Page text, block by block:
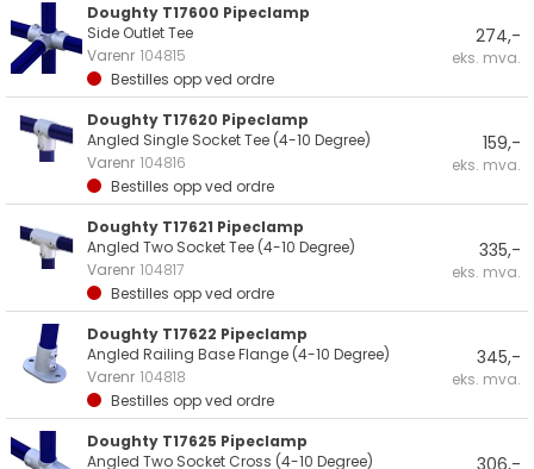
Doughty T17600 Pipeclamp
Side Outlet Tee
Varenr 104815
Bestilles opp ved ordre
274,-
eks. mva.
Doughty T17620 Pipeclamp
Angled Single Socket Tee (4-10 Degree)
Varenr 104816
Bestilles opp ved ordre
159,-
eks. mva.
Doughty T17621 Pipeclamp
Angled Two Socket Tee (4-10 Degree)
Varenr 104817
Bestilles opp ved ordre
335,-
eks. mva.
Doughty T17622 Pipeclamp
Angled Railing Base Flange (4-10 Degree)
Varenr 104818
Bestilles opp ved ordre
345,-
eks. mva.
Doughty T17625 Pipeclamp
Angled Two Socket Cross (4-10 Degree)